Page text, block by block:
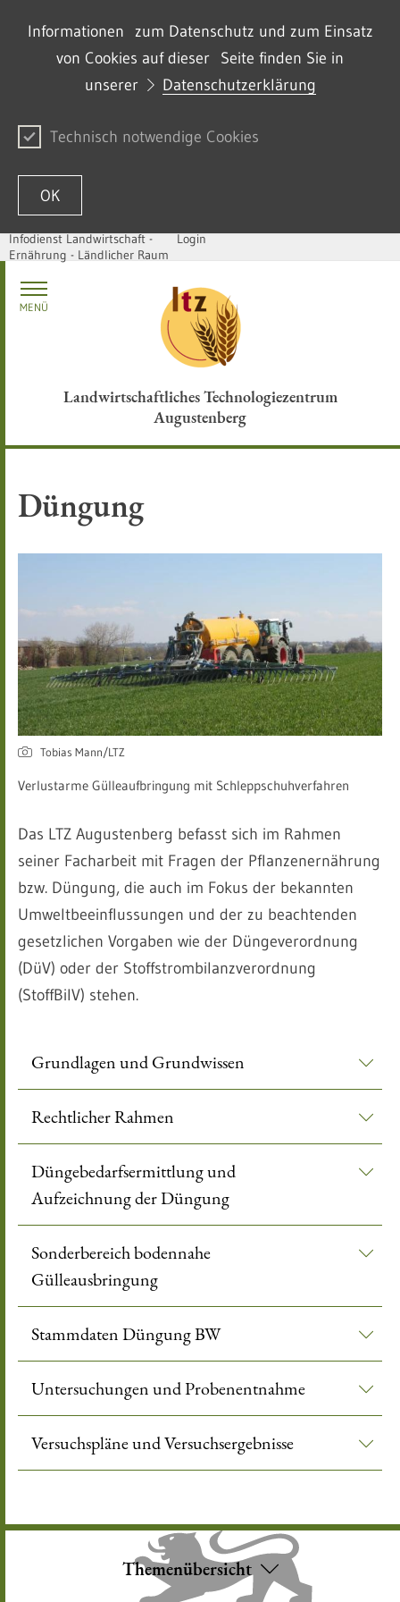
Informationen zum Datenschutz und zum Einsatz
von Cookies auf dieser Seite finden Sie in
unserer
Datenschutzerklärung
Technisch notwendige Cookies
OK
Zum Inhalt springen
Infodienst Landwirtschaft -
Ernährung - Ländlicher Raum
Login
Landwirtschaftliches Technologiezentrum
Augustenberg
MENÜ
Düngung
Tobias Mann/LTZ
Verlustarme Gülleaufbringung mit Schleppschuhverfahren
Das LTZ Augustenberg befasst sich im Rahmen
seiner Facharbeit mit Fragen der Pflanzen­ernährung
bzw. Düngung, die auch im Fokus der bekannten
Umweltbeeinflussungen und der zu beachtenden
gesetzlichen Vorgaben wie der Düngeverordnung
(DüV) oder der Stoffstrombilanzverordnung
(StoffBilV) stehen.
Grundlagen und Grundwissen
Rechtlicher Rahmen
Düngebedarfsermittlung und
Aufzeichnung der Düngung
Sonderbereich bodennahe
Gülleausbringung
Stammdaten Düngung BW
Untersuchungen und Probenentnahme
Versuchspläne und Versuchsergebnisse
Themenübersicht